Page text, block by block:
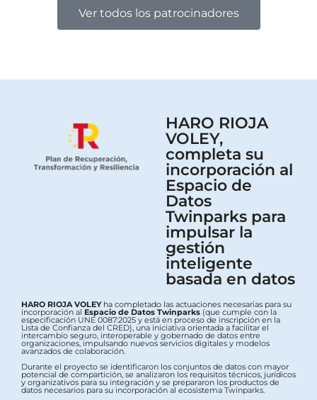
Ver todos los patrocinadores
HARO RIOJA
VOLEY,
completa su
incorporación al
Espacio de
Datos
Twinparks para
impulsar la
gestión
inteligente
basada en datos
HARO RIOJA VOLEYha completado las actuaciones necesarias para su
incorporación al Espacio de Datos Twinparks (que cumple con la
especificación UNE 0087:2025 y está en proceso de inscripción en la
Lista de Confianza del CRED), una iniciativa orientada a facilitar el
intercambio seguro, interoperable y gobernado de datos entre
organizaciones, impulsando nuevos servicios digitales y modelos
avanzados de colaboración.
Durante el proyecto se identificaron los conjuntos de datos con mayor
potencial de compartición, se analizaron los requisitos técnicos, jurídicos
y organizativos para su integración y se prepararon los productos de
datos necesarios para su incorporación al ecosistema Twinparks.